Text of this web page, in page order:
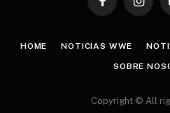
Facebook
HOME NOTICIAS WWE
SOBRE
Copyright © All